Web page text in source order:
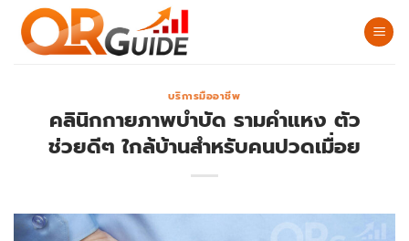
Skip
content
บริการมืออาชีพ
คลินิกกายภาพบำบัด รามคำแหง ตัว
ช่วยดีๆ ใกล้บ้านสำหรับคนปวดเมื่อย